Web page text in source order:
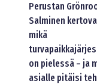
Perustan
Salminen
mikä
on pielessä – ja
asialle pitäisi